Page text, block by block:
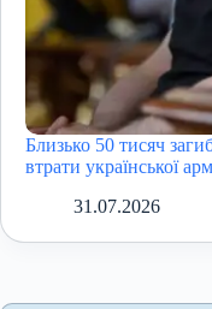
Близько 50 тисяч
втрати української
31.07.2026